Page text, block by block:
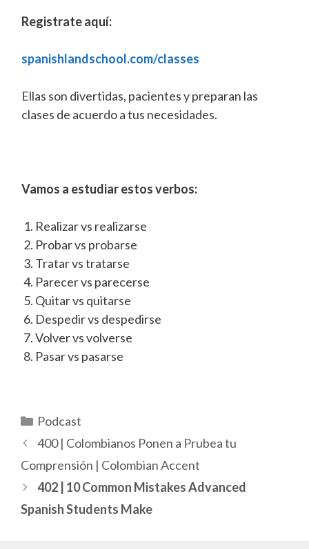
Registrate aquí:
spanishlandschool.com/classes
Ellas son divertidas, pacientes y preparan las
clases de acuerdo a tus necesidades.
Vamos a estudiar estos verbos:
Realizar vs realizarse
Probar vs probarse
Tratar vs tratarse
Parecer vs parecerse
Quitar vs quitarse
Despedir vs despedirse
Volver vs volverse
Pasar vs pasarse
Categorías
Podcast
400 | Colombianos Ponen a Prubea tu
Comprensión | Colombian Accent
402 | 10 Common Mistakes Advanced
Spanish Students Make